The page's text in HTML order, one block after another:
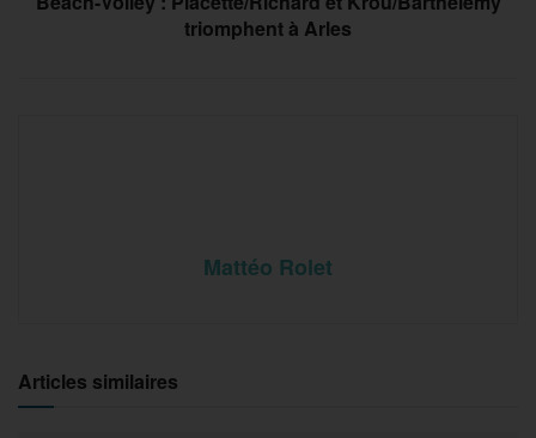
triomphent à Arles
Mattéo Rolet
Articles similaires